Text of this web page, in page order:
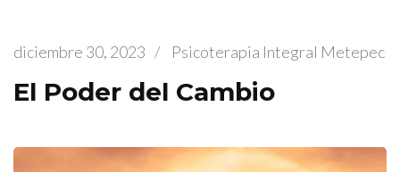
diciembre 30, 2023 / Psicoterapia Integral Metepec
El Poder del Cambio